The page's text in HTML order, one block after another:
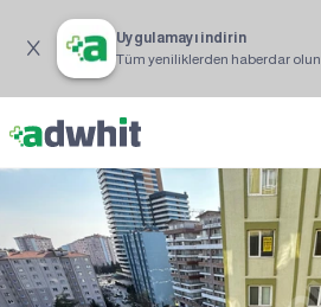
Uygulamayı indirin
Tüm yeniliklerden haberdar olun